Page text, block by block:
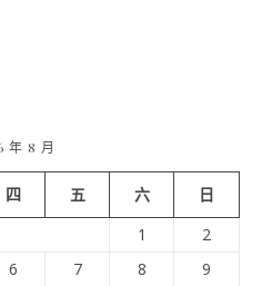
年 8 月
四 五 六
日
1
2
6 7 8
9